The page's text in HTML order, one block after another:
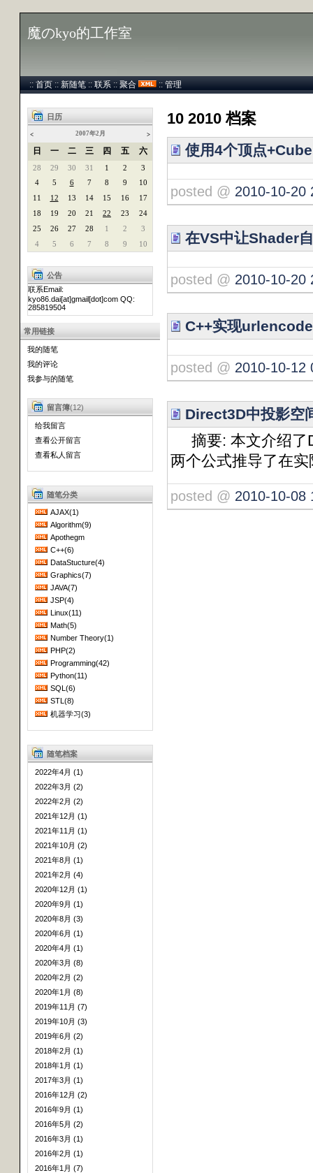
魔のkyo的工作室
:: 首页 :: 新随笔 :: 联系 :: 聚合 :: 管理
日历
< 2007年2月 >
日 一 二 三 四 五 六
28 29 30 31 1 2
3
4
5 6 7 8 9
10
11
12 13 14 15 16
17
18
19 20 21 22 23
24
25
26 27 28 1 2
3
4
5 6 7 8 9 10
公告
联系Email:
kyo86.dai[at]gmail[dot]com QQ:
285819504
常用链接
我的随笔
我的评论
我参与的随笔
留言簿(12)
给我留言
查看公开留言
查看私人留言
随笔分类
AJAX(1)
Algorithm(9)
Apothegm
C++(6)
DataStucture(4)
Graphics(7)
JAVA(7)
JSP(4)
Linux(11)
Math(5)
Number Theory(1)
PHP(2)
Programming(42)
Python(11)
SQL(6)
STL(8)
机器学习(3)
随笔档案
2022年4月 (1)
2022年3月 (2)
2022年2月 (2)
2021年12月 (1)
2021年11月 (1)
2021年10月 (2)
2021年8月 (1)
2021年2月 (4)
2020年12月 (1)
2020年9月 (1)
2020年8月 (3)
2020年6月 (1)
2020年4月 (1)
2020年3月 (8)
2020年2月 (2)
2020年1月 (8)
2019年11月 (7)
2019年10月 (3)
2019年6月 (2)
2018年2月 (1)
2018年1月 (1)
2017年3月 (1)
2016年12月 (2)
2016年9月 (1)
2016年5月 (2)
2016年3月 (1)
2016年2月 (1)
2016年1月 (7)
10 2010 档案
使用4个顶点
posted @ 2010-10-20
在VS中让Shader
posted @ 2010-10-20
C++实现
posted @ 2010-10-12
Direct3D中投影空
摘要: 本文介绍了
两个公式推导了在
posted @ 2010-10-08